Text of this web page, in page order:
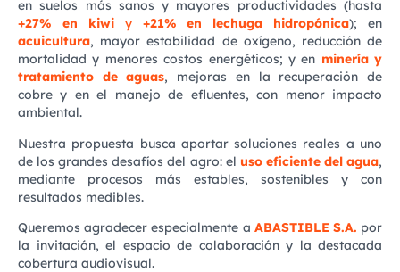
en suelos más sanos y mayores productividades (hasta
+27% en kiwiy +21% en lechuga hidropónica); en
acuicultura, mayor estabilidad de oxígeno, reducción de
mortalidad y menores costos energéticos; y en minería y
tratamiento de aguas, mejoras en la recuperación de
cobre y en el manejo de efluentes, con menor impacto
ambiental.
Nuestra propuesta busca aportar soluciones reales a uno
de los grandes desafíos del agro: el uso eficiente del agua,
mediante procesos más estables, sostenibles y con
resultados medibles.
Queremos agradecer especialmente a ABASTIBLE S.A. por
la invitación, el espacio de colaboración y la destacada
cobertura audiovisual.